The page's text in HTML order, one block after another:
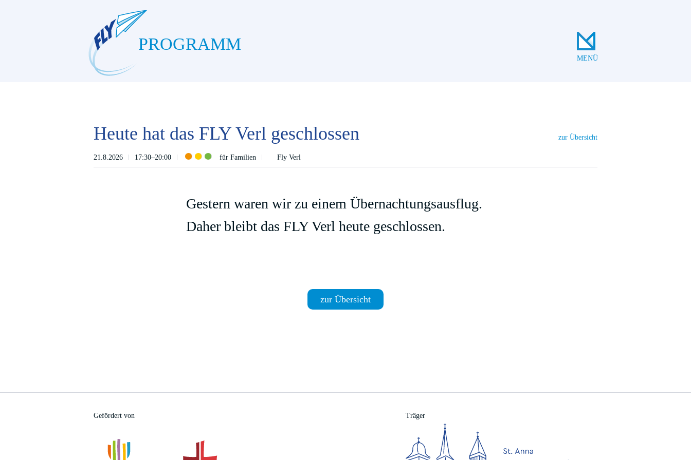
PROGRAMM
MENÜ
Heute hat das FLY Verl geschlossen zur Übersicht
21.8.2026 17:30–20:00 für Familien Fly Verl
Gestern waren wir zu einem Übernachtungsausflug.
Daher bleibt das FLY Verl heute geschlossen.
zur Übersicht
Gefördert von Träger